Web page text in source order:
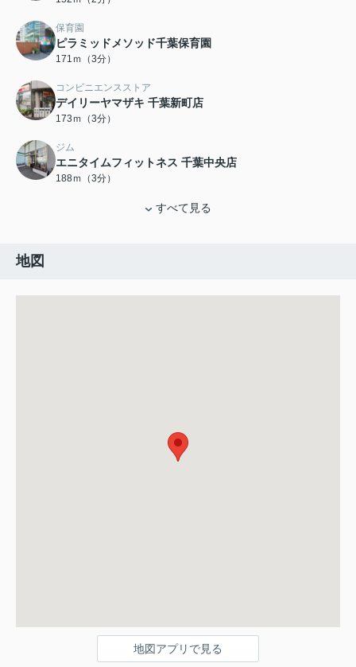
保育園
ピラミッドメソッド千葉保育園
171ｍ（3分）
コンビニエンスストア
デイリーヤマザキ 千葉新町店
173ｍ（3分）
ジム
エニタイムフィットネス 千葉中央店
188ｍ（3分）
すべて見る
地図
地図アプリで見る